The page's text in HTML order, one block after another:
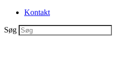
Kontakt
Søg